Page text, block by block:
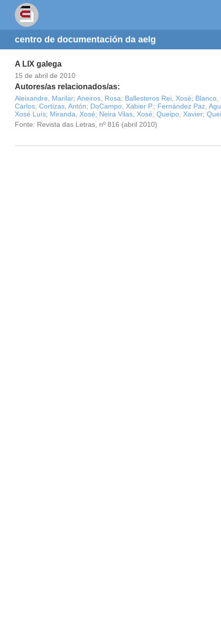
centro de documentación da aelg
A LIX galega
15 de abril de 2010
Autores/as relacionados/as:
Aleixandre, Marilar; Aneiros, Rosa; Ballesteros Rei, Xosé; Blanco,
Carlos; Cortizas, Antón; DoCampo, Xabier P.; Fernández Paz,
Xosé Luís; Miranda, Xosé; Neira Vilas, Xosé; Queipo, Xavier;
Fonte: Revista das Letras, nº 816 (abril 2010)